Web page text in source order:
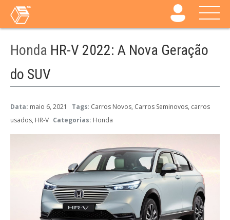
Honda HR-V 2022: A Nova Geração
do SUV
Data: maio 6, 2021 Tags: Carros Novos Carros Seminovos carros
usados HR-V Categorias: Honda